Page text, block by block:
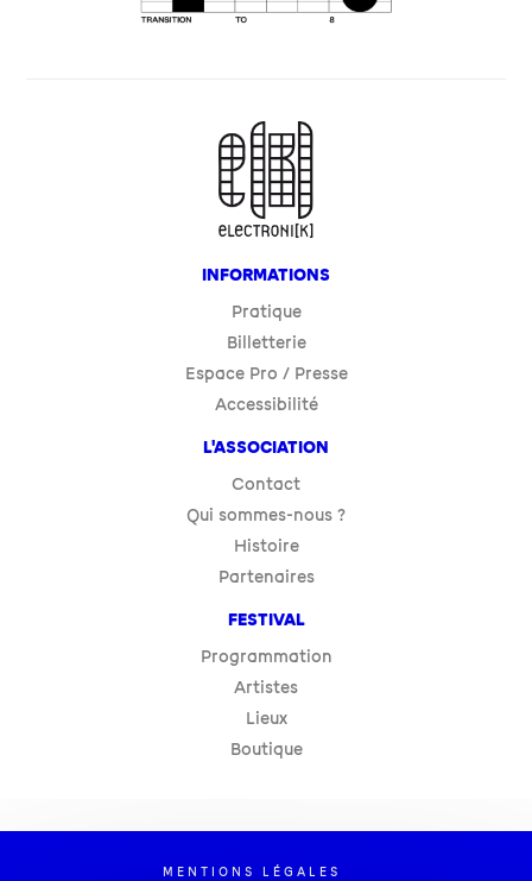
INFORMATIONS
Pratique
Billetterie
Espace Pro / Presse
Accessibilité
L'ASSOCIATION
Contact
Qui sommes-nous ?
Histoire
Partenaires
FESTIVAL
Programmation
Artistes
Lieux
Boutique
MENTIONS LÉGALES